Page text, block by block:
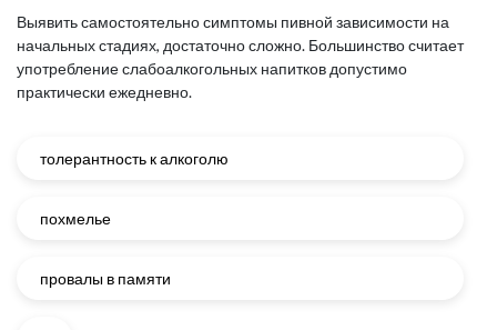
Выявить самостоятельно симптомы пивной зависимости на
начальных стадиях, достаточно сложно. Большинство считает
употребление слабоалкогольных напитков допустимо
практически ежедневно.
толерантность к алкоголю
похмелье
провалы в памяти